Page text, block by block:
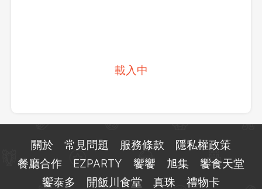
載入中
關於 常見問題 服務條款
隱私權政策
餐廳合作
EZPARTY 饗饗 旭集
饗食天堂
饗泰多
開飯川食堂 真珠 禮物卡